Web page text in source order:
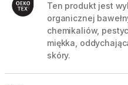
Ten produkt jest
organicznej
chemikaliów,
miękka,
skóry.